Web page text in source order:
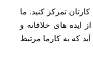
تمرکز کنید. ما
ایده های خلاقانه و
که به کارما مرتبط